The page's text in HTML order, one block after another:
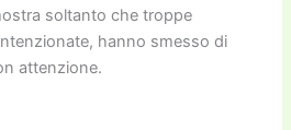
soltanto che troppe
hanno smesso di
attenzione.